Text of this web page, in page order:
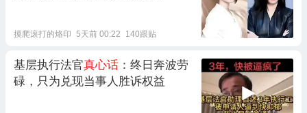
摸爬滚打的烙印 5天前 00:22 140跟贴
基层执行法官真心话 ：终日奔波劳
碌，只为兑现当事人胜诉权益